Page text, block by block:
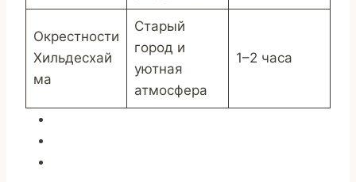
Окрестности
Хильдесхай
ма
Старый
город и
уютная
атмосфера
1–2 часа